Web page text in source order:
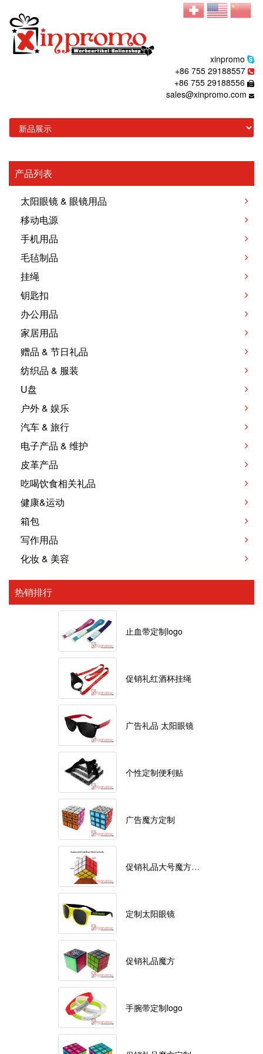
xinpromo
+86 755 29188557
+86 755 29188556
sales@xinpromo.com
产品列表
太阳眼镜 & 眼镜用品
移动电源
手机用品
毛毡制品
挂绳
钥匙扣
办公用品
家居用品
赠品 & 节日礼品
纺织品 & 服装
U盘
户外 & 娱乐
汽车 & 旅行
电子产品 & 维护
皮革产品
吃喝饮食相关礼品
健康&运动
箱包
写作用品
化妆 & 美容
热销排行
止血带定制logo
促销礼红酒杯挂绳
广告礼品 太阳眼镜
个性定制便利贴
广告魔方定制
促销礼品大号魔方定制logo
定制太阳眼镜
促销礼品魔方
手腕带定制logo